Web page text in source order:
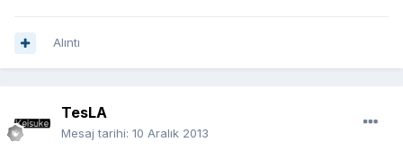
Alıntı
TesLA
Mesaj tarihi: 10 Aralık 2013